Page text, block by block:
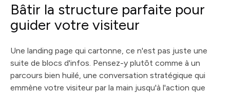
Bâtir la structure parfaite pour
guider votre visiteur
Une landing page qui cartonne, ce n'est pas juste une
suite de blocs d'infos. Pensez-y plutôt comme à un
parcours bien huilé, une conversation stratégique qui
emmène votre visiteur par la main jusqu'à l'action que